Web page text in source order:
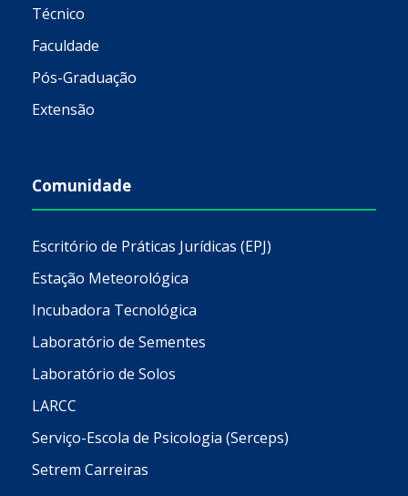
Técnico
Faculdade
Pós-Graduação
Extensão
Comunidade
Escritório de Práticas Jurídicas (EPJ)
Estação Meteorológica
Incubadora Tecnológica
Laboratório de Sementes
Laboratório de Solos
LARCC
Serviço-Escola de Psicologia (Serceps)
Setrem Carreiras